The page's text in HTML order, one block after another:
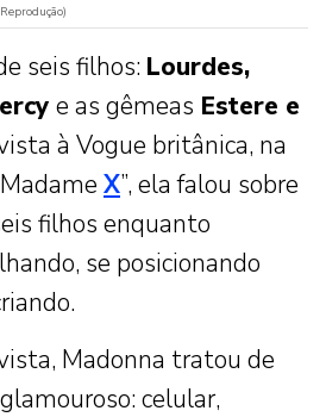
seis filhos: Lourdes,
e as gêmeas Estere e
à Vogue britânica, na
X”, ela falou sobre
filhos enquanto
se posicionando
Madonna tratou de
celular,